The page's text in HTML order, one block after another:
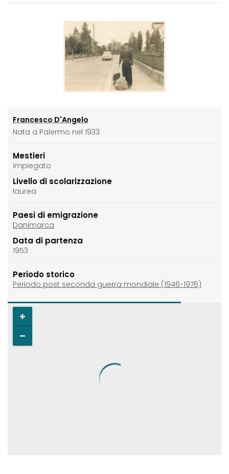
Francesco D'Angelo
Nata a Palermo nel 1933
Mestieri
impiegato
Livello di scolarizzazione
laurea
Paesi di emigrazione
Danimarca
Data di partenza
1953
Periodo storico
Periodo post seconda guerra mondiale (1946-1976)